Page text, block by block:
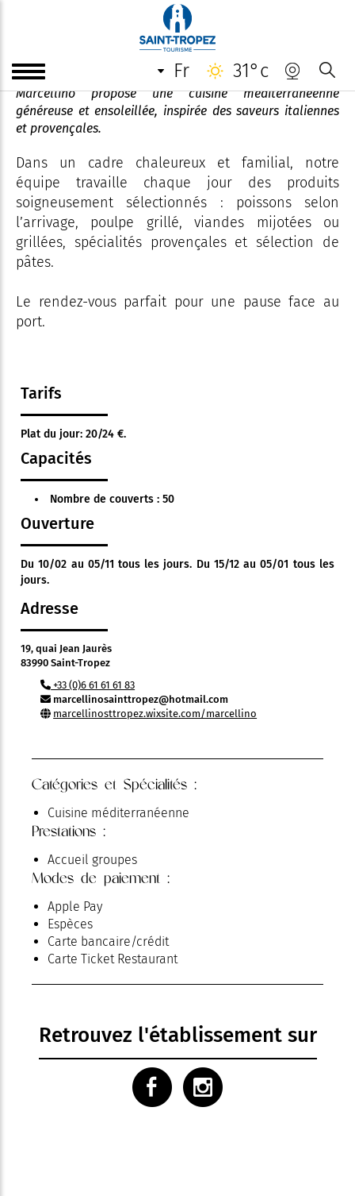
fr 31°c
Marcellino
Avec sa vue imprenable sur le port de Saint-Tropez,
Marcellino propose une cuisine méditerranéenne
généreuse et ensoleillée, inspirée des saveurs italiennes
et provençales.
Dans un cadre chaleureux et familial, notre
équipe travaille chaque jour des produits
soigneusement sélectionnés : poissons selon
l’arrivage, poulpe grillé, viandes mijotées ou
grillées, spécialités provençales et sélection de
pâtes.
Le rendez-vous parfait pour une pause face au
port.
Tarifs
Plat du jour: 20/24 €.
Capacités
Nombre de couverts : 50
Ouverture
Du 10/02 au 05/11 tous les jours. Du 15/12 au 05/01 tous les
jours.
Adresse
19, quai Jean Jaurès
83990 Saint-Tropez
+33 (0)6 61 61 61 83
marcellinosainttropez@hotmail.com
marcellinosttropez.wixsite.com/marcellino
Catégories et Spécialités :
Cuisine méditerranéenne
Prestations :
Accueil groupes
Modes de paiement :
Apple Pay
Espèces
Carte bancaire/crédit
Carte Ticket Restaurant
Retrouvez l'établissement sur